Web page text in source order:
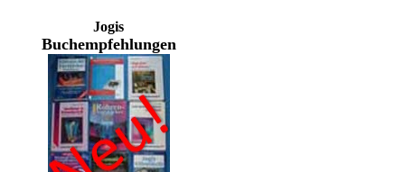
Jogis
Buchempfehlungen